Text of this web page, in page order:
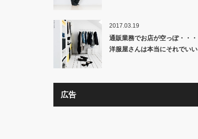
2017.03.19
通販業務でお店が空っぽ・・・
洋服屋さんは本当にそれでいい
広告